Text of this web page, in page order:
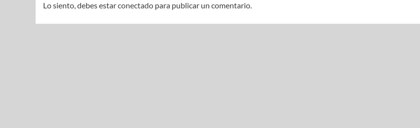
Lo siento, debes estarconectado para publicar un comentario.